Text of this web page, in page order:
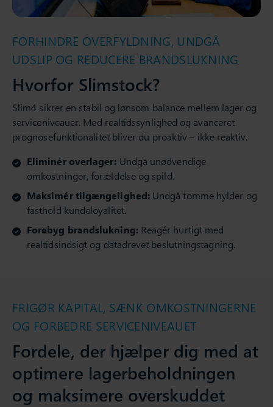
FORHINDRE OVERFYLDNING, UNDGÅ
UDSLIP OG REDUCERE BRANDSLUKNING
Hvorfor Slimstock?
Slim4 sikrer en stabil og lønsom balance mellem lager og
serviceniveauer. Med realtidssynlighed og avanceret
prognosefunktionalitet bliver du proaktiv – ikke reaktiv.
Eliminér overlager: Undgå unødvendige
omkostninger, forældelse og spild.
Maksimér tilgængelighed:Undgå tomme hylder og
fasthold kundeloyalitet.
Forebyg brandslukning:Reagér hurtigt med
realtidsindsigt og datadrevet beslutningstagning.
FRIGØR KAPITAL, SÆNK OMKOSTNINGERNE
OG FORBEDRE SERVICENIVEAUET
Fordele, der hjælper dig med at
optimere lagerbeholdningen
og maksimere overskuddet